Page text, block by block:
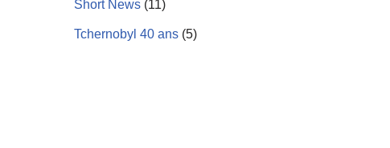
Short News (11)
Tchernobyl 40 ans (5)